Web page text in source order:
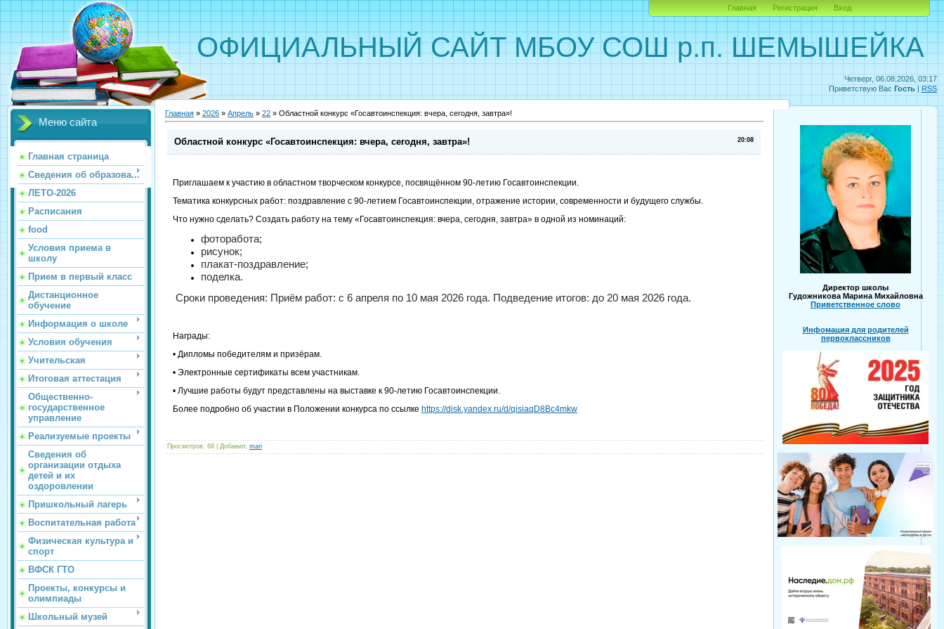
Четверг, 06.08.2026, 03:17
Приветствую Вас Гость | RSS
ОФИЦИАЛЬНЫЙ САЙТ МБОУ СОШ р.п. ШЕМЫШЕЙКА
Главная Регистрация Вход
Меню сайта
Главная страница
Сведения об образова...
ЛЕТО-2026
Расписания
food
Условия приема в
школу
Прием в первый класс
Дистанционное
обучение
Информация о школе
Условия обучения
Учительская
Итоговая аттестация
Общественно-
государственное
управление
Реализуемые проекты
Сведения об
организации отдыха
детей и их
оздоровлении
Пришкольный лагерь
Воспитательная работа
Физическая культура и
спорт
ВФСК ГТО
Проекты, конкурсы и
олимпиады
Школьный музей
Главная » 2026 » Апрель » 22 » Областной конкурс «Госавтоинспекция: вчера, сегодня, завтра»!
20:08
Областной конкурс «Госавтоинспекция: вчера, сегодня, завтра»!
Приглашаем к участию в областном творческом конкурсе, посвящённом 90-летию Госавтоинспекции.
Тематика конкурсных работ: поздравление с 90-летием Госавтоинспекции, отражение истории, современности и будущего службы.
Что нужно сделать? Создать работу на тему «Госавтоинспекция: вчера, сегодня, завтра» в одной из номинаций:
фоторабота;
рисунок;
плакат-поздравление;
поделка.
Сроки проведения: Приём работ: с 6 апреля по 10 мая 2026 года. Подведение итогов: до 20 мая 2026 года.
Награды:
• Дипломы победителям и призёрам.
• Электронные сертификаты всем участникам.
• Лучшие работы будут представлены на выставке к 90-летию Госавтоинспекции.
Более подробно об участии в Положении конкурса по ссылке https://disk.yandex.ru/d/qisiaqD8Bc4mkw
Просмотров: 68 | Добавил: mari
Директор школы
Гудожникова Марина Михайловна
Приветственное слово
Инфомация для родителей
первоклассников